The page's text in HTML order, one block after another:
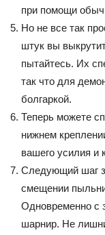
при помощи
Но не все так
штук вы
пытайтесь. Их
так что для
болгаркой.
Теперь можете
нижнем
вашего усилия и
Следующий шаг
смещении
Одновременно с
шарнир. Не